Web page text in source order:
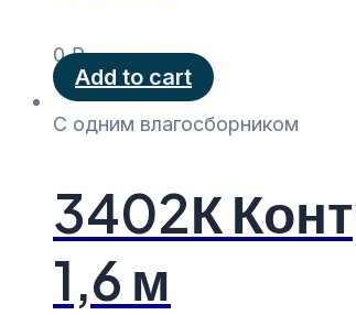
0₽
Add to cart
С одним влагосборником
3402К
1,6 м